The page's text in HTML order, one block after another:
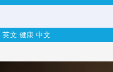
英文 健康 中文